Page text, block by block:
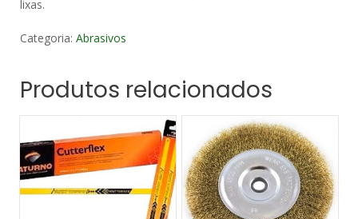
lixas.
Categoria: Abrasivos
Produtos relacionados